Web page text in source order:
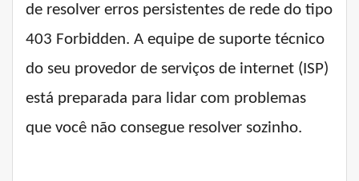
de resolver erros persistentes de rede do tipo
403 Forbidden. A equipe de suporte técnico
do seu provedor de serviços de internet (ISP)
está preparada para lidar com problemas
que você não consegue resolver sozinho.